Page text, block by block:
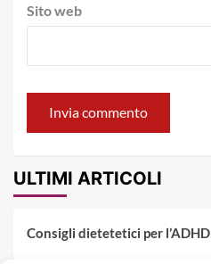
Sito web
ULTIMI ARTICOLI
Consigli dietetetici per l’ADHD